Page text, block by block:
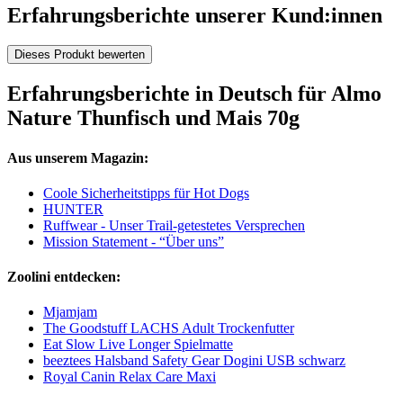
Erfahrungsberichte unserer Kund:innen
Dieses Produkt bewerten
Erfahrungsberichte in Deutsch für Almo
Nature Thunfisch und Mais 70g
Aus unserem Magazin:
Coole Sicherheitstipps für Hot Dogs
HUNTER
Ruffwear - Unser Trail-getestetes Versprechen
Mission Statement - “Über uns”
Zoolini entdecken:
Mjamjam
The Goodstuff LACHS Adult Trockenfutter
Eat Slow Live Longer Spielmatte
beeztees Halsband Safety Gear Dogini USB schwarz
Royal Canin Relax Care Maxi